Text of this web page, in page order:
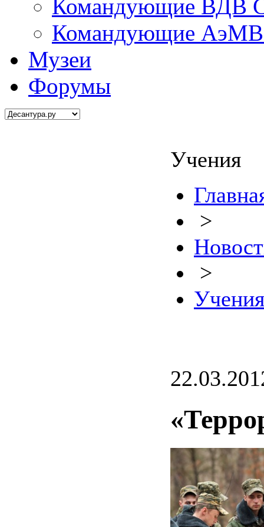
Командующие ВДВ
Командующие АэМВ
Музеи
Форумы
Учения
>
>
Учения